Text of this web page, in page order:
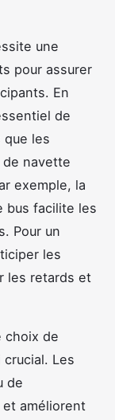
une
pour assurer
En
de
les
navette
exemple, la
bus facilite les
Pour un
les
les retards et
choix de
crucial. Les
de
et améliorent